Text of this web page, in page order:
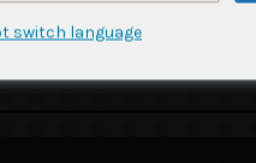
som du vokser.
er prisen 100
switch language